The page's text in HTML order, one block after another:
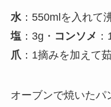
水：550mlを入れて
塩 ：3g・ コンソメ
爪 ：1摘みを加えて
オーブンで焼いたパ